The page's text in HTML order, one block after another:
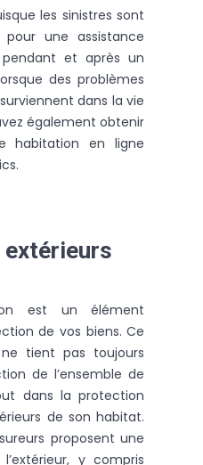
les sinistres sont
pour une assistance
et après un
des problèmes
dans la vie
également obtenir
habitation en ligne
extérieurs
est un élément
de vos biens. Ce
tient pas toujours
de l’ensemble de
dans la protection
de son habitat.
proposent une
y compris